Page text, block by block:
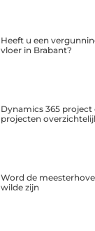
Heeft u een
vloer in Brabant?
Dynamics 365 project
projecten
Word de
wilde zijn